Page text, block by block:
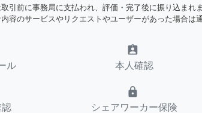
引前に事務局に支払われ、評価・完了後に振り込まれ
容のサービスやリクエストやユーザーがあった場合は
ル
assignment_ind
本人確認
lock
シェアワーカー保険